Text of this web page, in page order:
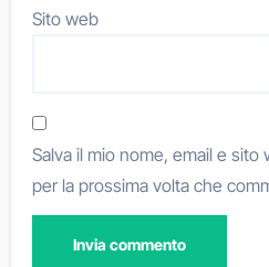
Sito web
Salva il mio nome, email e
per la prossima volta che